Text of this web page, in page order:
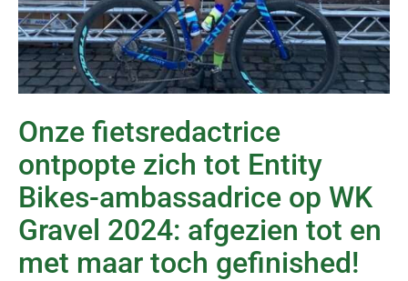
Onze fietsredactrice
ontpopte zich tot Entity
Bikes-ambassadrice op WK
Gravel 2024: afgezien tot en
met maar toch gefinished!